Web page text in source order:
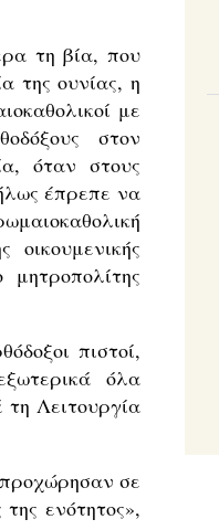
τη βία, που
της ουνίας, η
με
στον
όταν στους
έπρεπε να
πιστοί,
όλα
Λειτουργία
σε
ενότητος»,